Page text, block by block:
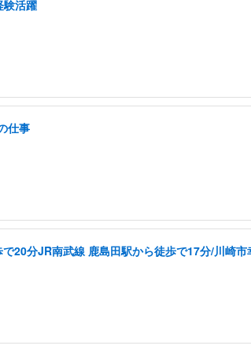
験活躍
仕事
20分JR南武線 鹿島田駅から徒歩で17分/川崎